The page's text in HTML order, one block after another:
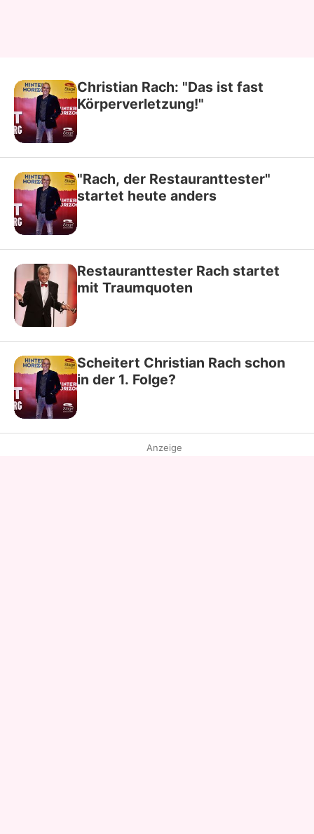
Christian Rach: "Das ist fast
Körperverletzung!"
"Rach, der Restauranttester"
startet heute anders
Restauranttester Rach startet
mit Traumquoten
Scheitert Christian Rach schon
in der 1. Folge?
Anzeige